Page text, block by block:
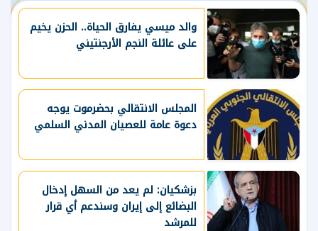
والد ميسي يفارق الحياة.. الحزن يخيم
على عائلة النجم الأرجنتيني
المجلس الانتقالي بحضرموت يوجه
دعوة عامة للعصيان المدني السلمي
بزشكيان: لم يعد من السهل إدخال
البضائع إلى إيران وسندعم أي قرار
للمرشد